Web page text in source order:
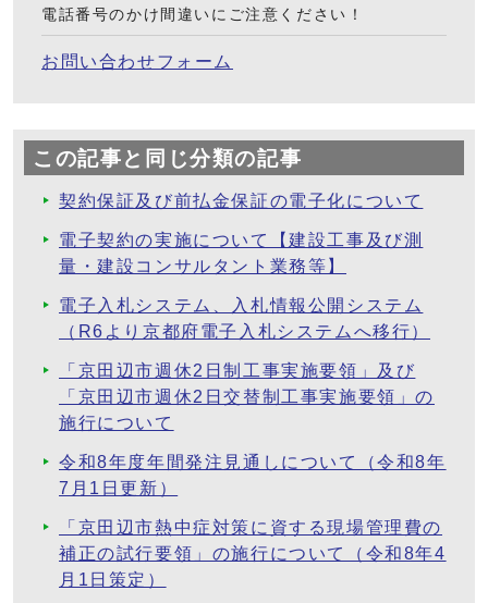
電話番号のかけ間違いにご注意ください！
お問い合わせフォーム
この記事と同じ分類の記事
契約保証及び前払金保証の電子化について
電子契約の実施について【建設工事及び測
量・建設コンサルタント業務等】
電子入札システム、入札情報公開システム
（R6より京都府電子入札システムへ移行）
「京田辺市週休2日制工事実施要領」及び
「京田辺市週休2日交替制工事実施要領」の
施行について
令和8年度年間発注見通しについて（令和8年
7月1日更新）
「京田辺市熱中症対策に資する現場管理費の
補正の試行要領」の施行について（令和8年4
月1日策定）